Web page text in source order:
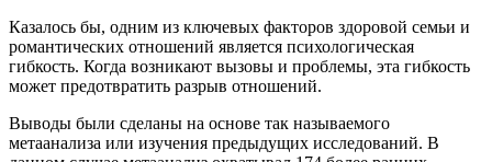
Казалось бы, одним из ключевых факторов здоровой семьи и
романтических отношений является психологическая
гибкость. Когда возникают вызовы и проблемы, эта гибкость
может предотвратить разрыв отношений.
Выводы были сделаны на основе так называемого
метаанализа или изучения предыдущих исследований. В